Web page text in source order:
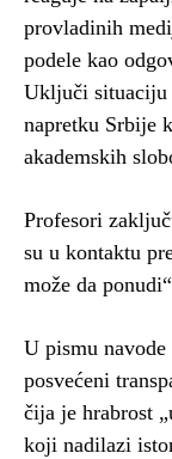
provladinih
podele kao
Uključi situaciju
napretku Srbije
akademskih
Profesori
su u kontaktu
može da
U pismu
posvećeni
čija je hrabrost
koji nadilazi